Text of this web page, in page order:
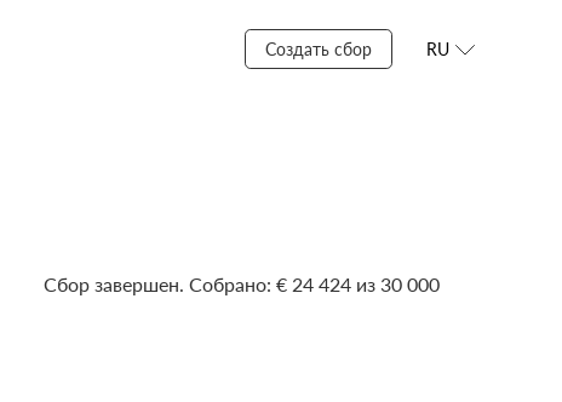
Создать сбор RU
Сбор завершен. Собрано: € 24 424 из 30 000